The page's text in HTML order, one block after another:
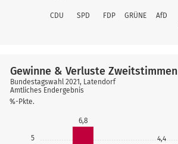
CDU SPD FDP GRÜNE AfD
5
%-Pkte.
6,8
4,4
Gewinne & Verluste Zweitstimmen
Bundestagswahl 2021, Latendorf
Amtliches Endergebnis